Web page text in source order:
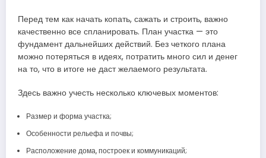
Перед тем как начать копать, сажать и строить, важно
качественно все спланировать. План участка — это
фундамент дальнейших действий. Без четкого плана
можно потеряться в идеях, потратить много сил и денег
на то, что в итоге не даст желаемого результата.
Здесь важно учесть несколько ключевых моментов:
Размер и форма участка;
Особенности рельефа и почвы;
Расположение дома, построек и коммуникаций;